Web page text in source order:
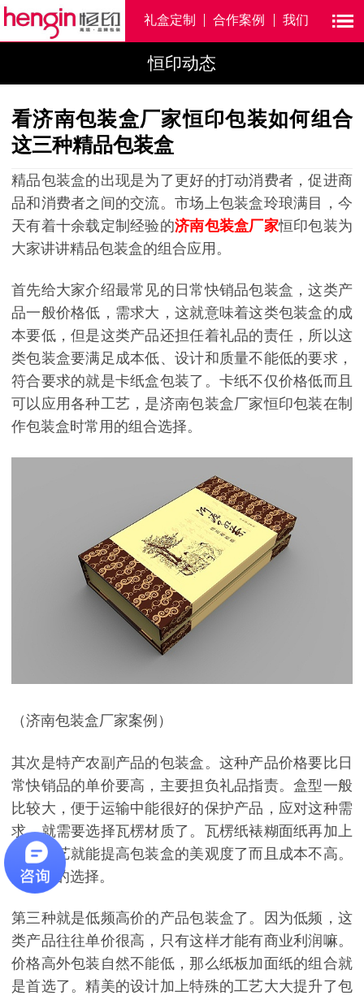
礼盒定制 合作案例 我们
恒印动态
看济南包装盒厂家恒印包装如何组合
这三种精品包装盒
精品包装盒的出现是为了更好的打动消费者，促进商
品和消费者之间的交流。市场上包装盒玲琅满目，今
天有着十余载定制经验的济南包装盒厂家恒印包装为
大家讲讲精品包装盒的组合应用。
首先给大家介绍最常见的日常快销品包装盒，这类产
品一般价格低，需求大，这就意味着这类包装盒的成
本要低，但是这类产品还担任着礼品的责任，所以这
类包装盒要满足成本低、设计和质量不能低的要求，
符合要求的就是卡纸盒包装了。卡纸不仅价格低而且
可以应用各种工艺，是济南包装盒厂家恒印包装在制
作包装盒时常用的组合选择。
（济南包装盒厂家案例）
其次是特产农副产品的包装盒。这种产品价格要比日
常快销品的单价要高，主要担负礼品指责。盒型一般
比较大，便于运输中能很好的保护产品，应对这种需
求，就需要选择瓦楞材质了。瓦楞纸裱糊面纸再加上
特殊工艺就能提高包装盒的美观度了而且成本不高。
是不错的选择。
第三种就是低频高价的产品包装盒了。因为低频，这
类产品往往单价很高，只有这样才能有商业利润嘛。
价格高外包装自然不能低，那么纸板加面纸的组合就
是首选了。精美的设计加上特殊的工艺大大提升了包